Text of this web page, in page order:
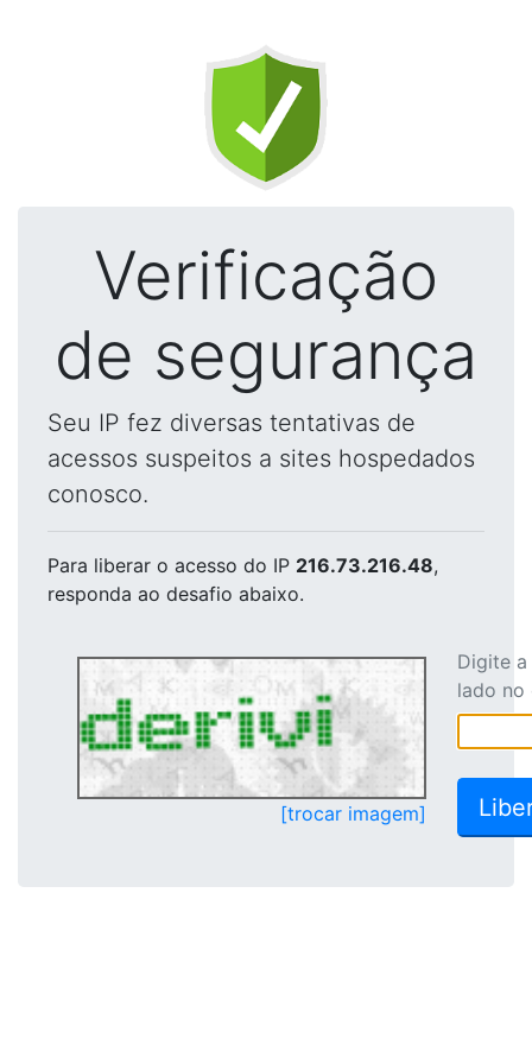
Verificação
de segurança
Seu IP fez diversas tentativas de
acessos suspeitos a sites hospedados
conosco.
Para liberar o acesso do IP 216.73.216.48,
responda ao desafio abaixo.
[trocar imagem]
Digite
lado no